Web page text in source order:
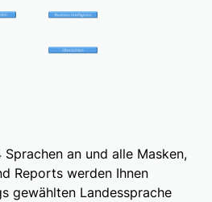
an und alle Masken,
Reports werden Ihnen
gewählten Landessprache